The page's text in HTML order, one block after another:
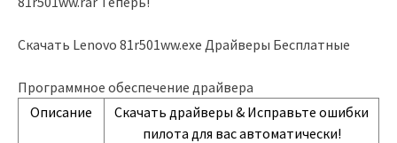
Скачать Lenovo 81r501ww.exe Драйверы Бесплатные
Программное обеспечение драйвера
Описание
Скачать драйверы & Исправьте ошибки
пилота для вас автоматически!